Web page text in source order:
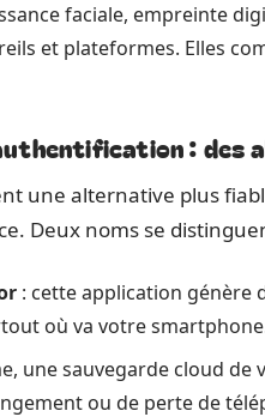
faciale, empreinte
et plateformes. Elles
: des
une alternative plus
Deux noms se
: cette application génère
où va votre
une sauvegarde cloud
ou de perte de